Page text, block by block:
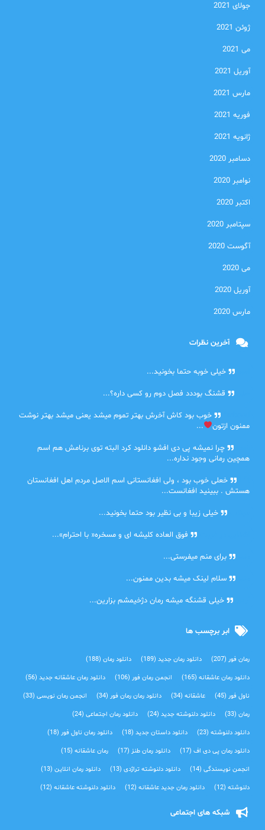
جولای 2021
ژوئن 2021
می 2021
آوریل 2021
مارس 2021
فوریه 2021
ژانویه 2021
دسامبر 2020
نوامبر 2020
اکتبر 2020
سپتامبر 2020
آگوست 2020
می 2020
آوریل 2020
مارس 2020
آخرین نظرات
خیلی خوبه حتما بخونید...
قشنگ بوددد فصل دوم رو کسی داره؟...
خوب بود کاش آخرش بهتر تموم میشد یعنی میشد بهتر نوشت
ممنون ازتون
...
چرا نمیشه پی دی افشو دانلود کرد البته توی برنامش هم اسم
همچین رمانی وجود نداره...
خعلی خوب بود ، ولی افغانستانی اسم الاصل مردم اهل افغانستان
هستش . ببینید افغانست...
خیلی زیبا و بی نظیر بود حتما بخونید...
فوق العاده کلیشه ای و مسخره« با احترام»...
برای منم میفرستی...
سلام لینک میشه بدین ممنون...
خیلی قشنگه میشه رمان دژخیمشم بزارین...
ابر برچسب ها
رمان فور(207) دانلود رمان جدید(189) دانلود رمان(188)
دانلود رمان عاشقانه(165) انجمن رمان فور(106) دانلود رمان عاشقانه جدید(56)
ناول فور(45) عاشقانه(34) دانلود رمان رمان فور(34) انجمن رمان نویسی(33)
رمان(33) دانلود دلنوشته جدید(24) دانلود رمان اجتماعی‌(24)
دانلود دلنوشته(23) دانلود داستان جدید(18) دانلود رمان ناول فور(18)
دانلود رمان پی دی اف(17) دانلود رمان طنز(17) رمان عاشقانه(15)
انجمن نویسندگی(14) دانلود دلنوشته تراژدی‌(13) دانلود رمان انلاین(13)
دلنوشته(12) دانلود رمان جدید عاشقانه(12) دانلود دلنوشته عاشقانه(12)
شبکه های اجتماعی